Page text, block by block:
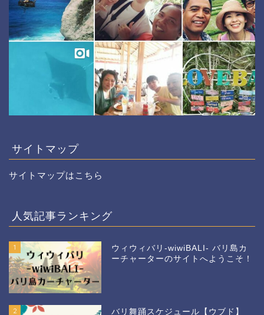
サイトマップ
サイトマップはこちら
人気記事ランキング
1
ウィウィバリ-wiwiBALI- バリ島カ
ーチャーターのサイトへようこそ！
2 バリ舞踊スケジュール【ウブド】